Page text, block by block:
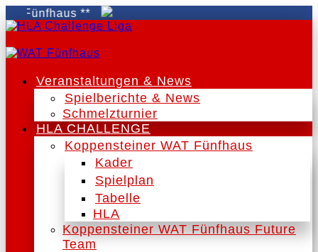
**
Veranstaltungen & News
Spielberichte & News
Schmelzturnier
HLA CHALLENGE
Koppensteiner WAT Fünfhaus
Kader
Spielplan
Tabelle
HLA
Koppensteiner WAT Fünfhaus Future
Team